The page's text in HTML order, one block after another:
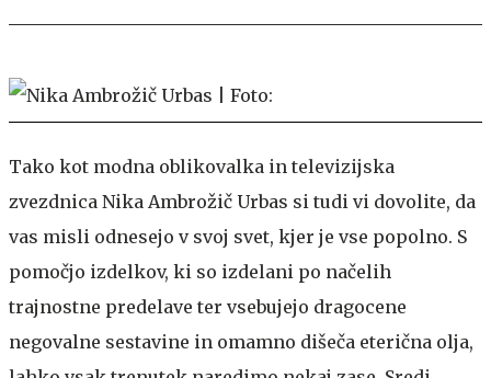
Tako kot modna oblikovalka in televizijska
zvezdnica Nika Ambrožič Urbas si tudi vi dovolite, da
vas misli odnesejo v svoj svet, kjer je vse popolno. S
pomočjo izdelkov, ki so izdelani po načelih
trajnostne predelave ter vsebujejo dragocene
negovalne sestavine in omamno dišeča eterična olja,